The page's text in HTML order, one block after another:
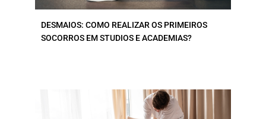
DESMAIOS: COMO REALIZAR OS PRIMEIROS
SOCORROS EM STUDIOS E ACADEMIAS?